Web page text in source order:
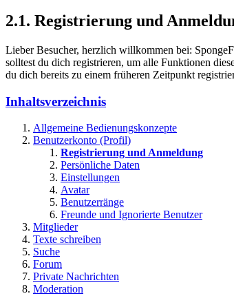
2.1. Registrierung und
Lieber Besucher, herzlich willkommen bei:
solltest du dich registrieren, um alle Funktionen
du dich bereits zu einem früheren Zeitpunkt
Inhaltsverzeichnis
Allgemeine Bedienungskonzepte
Benutzerkonto (Profil)
Registrierung und Anmeldung
Persönliche Daten
Einstellungen
Avatar
Benutzerränge
Freunde und Ignorierte Benutzer
Mitglieder
Texte schreiben
Suche
Forum
Private Nachrichten
Moderation